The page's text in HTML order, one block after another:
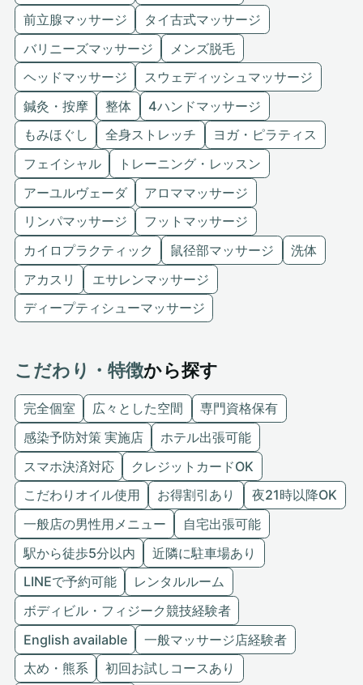
前立腺マッサージ
タイ古式マッサージ
バリニーズマッサージ
メンズ脱毛
ヘッドマッサージ
スウェディッシュマッサージ
鍼灸・按摩
整体
4ハンドマッサージ
もみほぐし
全身ストレッチ
ヨガ・ピラティス
フェイシャル
トレーニング・レッスン
アーユルヴェーダ
アロママッサージ
リンパマッサージ
フットマッサージ
カイロプラクティック
鼠径部マッサージ
洗体
アカスリ
エサレンマッサージ
ディープティシューマッサージ
こだわり・特徴から探す
完全個室 広々とした空間
専門資格保有
感染予防対策 実施店
ホテル出張可能
スマホ決済対応
クレジットカードOK
こだわりオイル使用
お得割引あり
夜21時以降OK
一般店の男性用メニュー
自宅出張可能
駅から徒歩5分以内
近隣に駐車場あり
LINEで予約可能
レンタルルーム
ボディビル・フィジーク競技経験者
English available
一般マッサージ店経験者
太め・熊系
初回お試しコースあり